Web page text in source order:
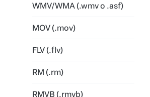
WMV/WMA (.wmv o .asf)
MOV (.mov)
FLV (.flv)
RM (.rm)
RMVB (.rmvb)